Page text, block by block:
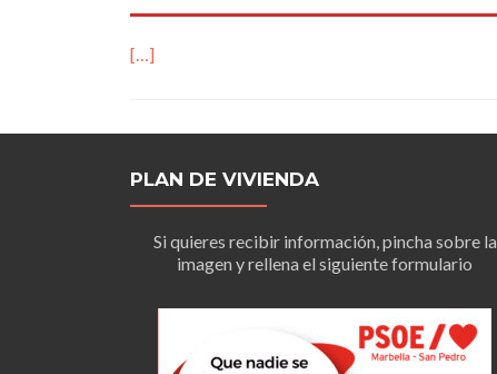
[…]
PLAN DE VIVIENDA
Si quieres recibir información, pincha sobre la
imagen y rellena el siguiente formulario